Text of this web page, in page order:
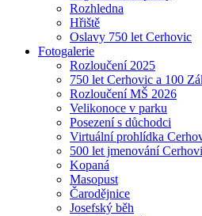
Rozhledna
Hřiště
Oslavy 750 let Cerhovic
Fotogalerie
Rozloučení 2025
750 let Cerhovic a 100
Rozloučení MŠ 2026
Velikonoce v parku
Posezení s důchodci
Virtuální prohlídka
500 let jmenování
Kopaná
Masopust
Čarodějnice
Josefský běh